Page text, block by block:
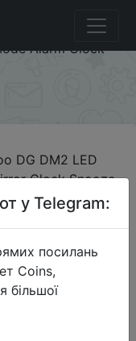
Digoo Carnival]
Display
Alarm Clock
Digoo
Clock
Alarm
у Telegram:
посилань
Coins,
більшої